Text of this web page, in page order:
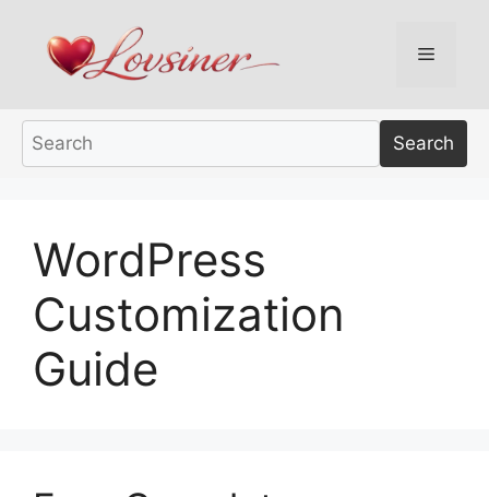
content
Menu
Search
WordPress
Customization
Guide